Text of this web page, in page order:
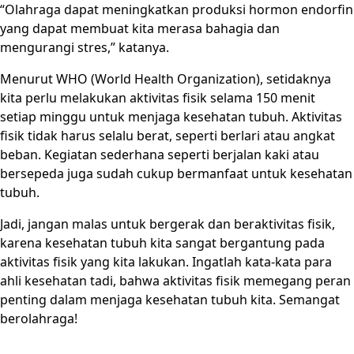
“Olahraga dapat meningkatkan produksi hormon endorfin
yang dapat membuat kita merasa bahagia dan
mengurangi stres,” katanya.
Menurut WHO (World Health Organization), setidaknya
kita perlu melakukan aktivitas fisik selama 150 menit
setiap minggu untuk menjaga kesehatan tubuh. Aktivitas
fisik tidak harus selalu berat, seperti berlari atau angkat
beban. Kegiatan sederhana seperti berjalan kaki atau
bersepeda juga sudah cukup bermanfaat untuk kesehatan
tubuh.
Jadi, jangan malas untuk bergerak dan beraktivitas fisik,
karena kesehatan tubuh kita sangat bergantung pada
aktivitas fisik yang kita lakukan. Ingatlah kata-kata para
ahli kesehatan tadi, bahwa aktivitas fisik memegang peran
penting dalam menjaga kesehatan tubuh kita. Semangat
berolahraga!